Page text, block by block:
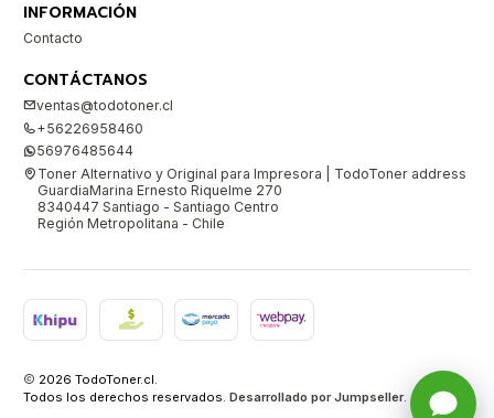
INFORMACIÓN
Contacto
CONTÁCTANOS
ventas@todotoner.cl
+56226958460
56976485644
Toner Alternativo y Original para Impresora | TodoToner address
GuardiaMarina Ernesto Riquelme 270
8340447 Santiago - Santiago Centro
Región Metropolitana - Chile
2026 TodoToner.cl.
Todos los derechos reservados. Desarrollado por Jumpseller.